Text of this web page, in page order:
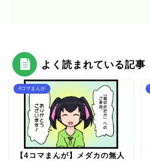
よく読まれている記事
4コマまんが
【4コマまんが】メダカの無人